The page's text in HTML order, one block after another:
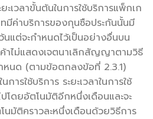
เวลาขั้นต้นในการใช้บริการแพ็กเก
ทมีค่าบริการของกุนซือประกันนั้นมี
ว้นแต่จะกำหนดไว้เป็นอย่างอื่นบน
าไม่แสดงเจตนาเลิกสัญญาตามวิธี
หนด (ตามข้อตกลงข้อที่ 2.3.1)
การใช้บริการ ระยะเวลาในการใช้
โดยอัตโนมัติอีกหนึ่งเดือนและจะ
มัติคราวละหนึ่งเดือนด้วยวิธีการ